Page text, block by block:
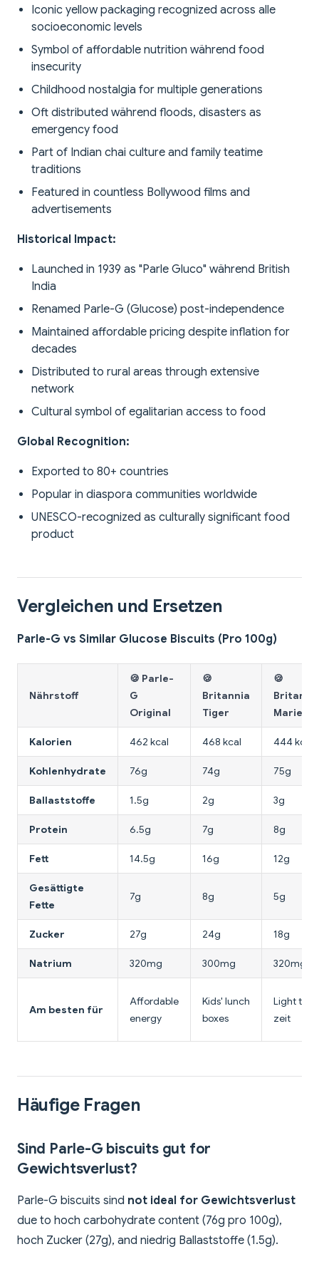
Iconic yellow packaging recognized across alle
socioeconomic levels
Symbol of affordable nutrition während food
insecurity
Childhood nostalgia for multiple generations
Oft distributed während floods, disasters as
emergency food
Part of Indian chai culture and family teatime
traditions
Featured in countless Bollywood films and
advertisements
Historical Impact:
Launched in 1939 as "Parle Gluco" während British
India
Renamed Parle-G (Glucose) post-independence
Maintained affordable pricing despite inflation for
decades
Distributed to rural areas through extensive
network
Cultural symbol of egalitarian access to food
Global Recognition:
Exported to 80+ countries
Popular in diaspora communities worldwide
UNESCO-recognized as culturally significant food
product
Vergleichen und Ersetzen
Parle-G vs Similar Glucose Biscuits (Pro 100g)
Nährstoff
🍪 Parle-
G
Original
🍪
Britannia
Tiger
🍪
Marie
Kalorien 462 kcal 468 kcal 444 kcal
Kohlenhydrate 76g 74g 75g
Ballaststoffe 1.5g 2g 3g
Protein 6.5g 7g 8g
Fett 14.5g 16g 12g
Gesättigte
Fette
7g 8g 5g
Zucker 27g 24g 18g
Natrium 320mg 300mg 320mg
Am besten für
Affordable
energy
Kids' lunch
boxes
Light tea-
zeit
Häufige Fragen
Sind Parle-G biscuits gut for
Gewichtsverlust?
Parle-G biscuits sind not ideal for Gewichtsverlust
due to hoch carbohydrate content (76g pro 100g),
hoch Zucker (27g), and niedrig Ballaststoffe (1.5g).